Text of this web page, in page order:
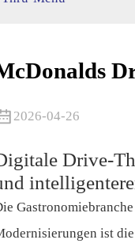
2026-04-26
Drive-
ist die